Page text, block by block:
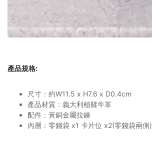
產品規格:
尺寸：約W11.5 x H7.6 x D0.4cm
產品材質：義大利植鞣牛革
配件：黃銅金屬拉鍊
內層：零錢袋 x1 卡片位 x2(零錢袋兩側)